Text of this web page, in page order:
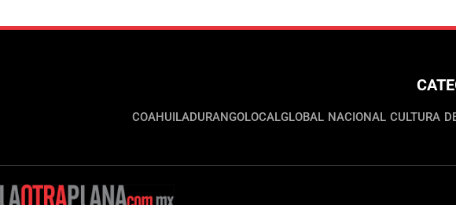
COAHUILADURANGOLOCALGLOBAL NACIONAL CULTURA